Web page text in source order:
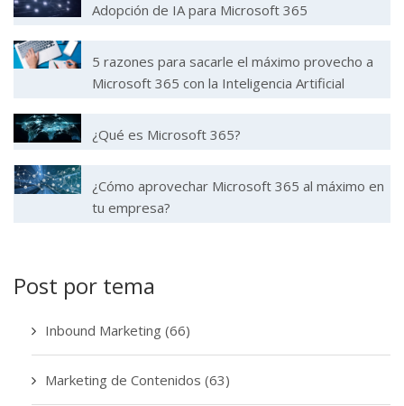
Adopción de IA para Microsoft 365
5 razones para sacarle el máximo provecho a
Microsoft 365 con la Inteligencia Artificial
¿Qué es Microsoft 365?
¿Cómo aprovechar Microsoft 365 al máximo en
tu empresa?
Post por tema
Inbound Marketing (66)
Marketing de Contenidos (63)